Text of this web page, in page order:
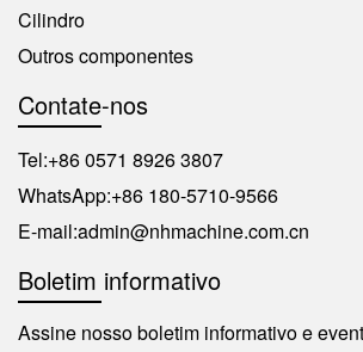
Cilindro
Outros componentes
Contate-nos
Tel:+86 0571 8926 3807
WhatsApp:+86 180-5710-9566
E-mail:admin@nhmachine.com.cn
Boletim informativo
Assine nosso boletim informativo e